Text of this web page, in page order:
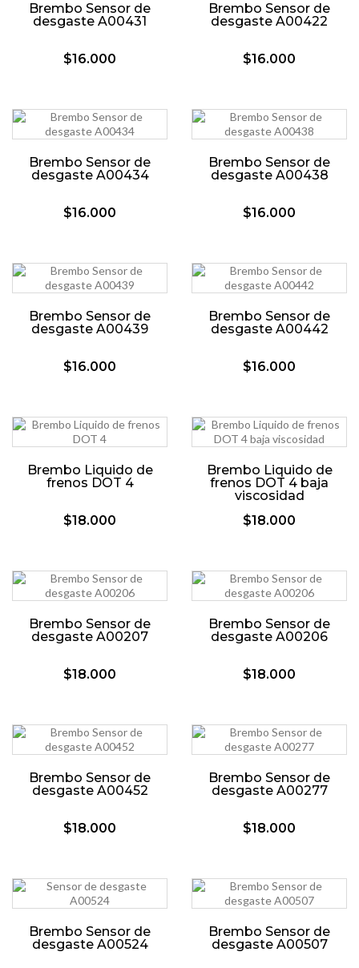
Brembo Sensor de
desgaste A00431
$16.000
Brembo Sensor de
desgaste A00422
$16.000
Brembo Sensor de
desgaste A00434
$16.000
Brembo Sensor de
desgaste A00438
$16.000
Brembo Sensor de
desgaste A00439
$16.000
Brembo Sensor de
desgaste A00442
$16.000
Brembo Liquido de
frenos DOT 4
$18.000
Brembo Liquido de
frenos DOT 4 baja
viscosidad
$18.000
Brembo Sensor de
desgaste A00207
$18.000
Brembo Sensor de
desgaste A00206
$18.000
Brembo Sensor de
desgaste A00452
$18.000
Brembo Sensor de
desgaste A00277
$18.000
Brembo Sensor de
desgaste A00524
Brembo Sensor de
desgaste A00507